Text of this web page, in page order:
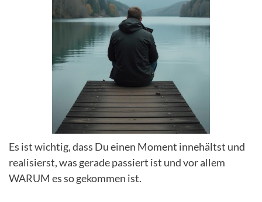
Es ist wichtig, dass Du einen Moment innehältst und
realisierst, was gerade passiert ist und vor allem
WARUM es so gekommen ist.